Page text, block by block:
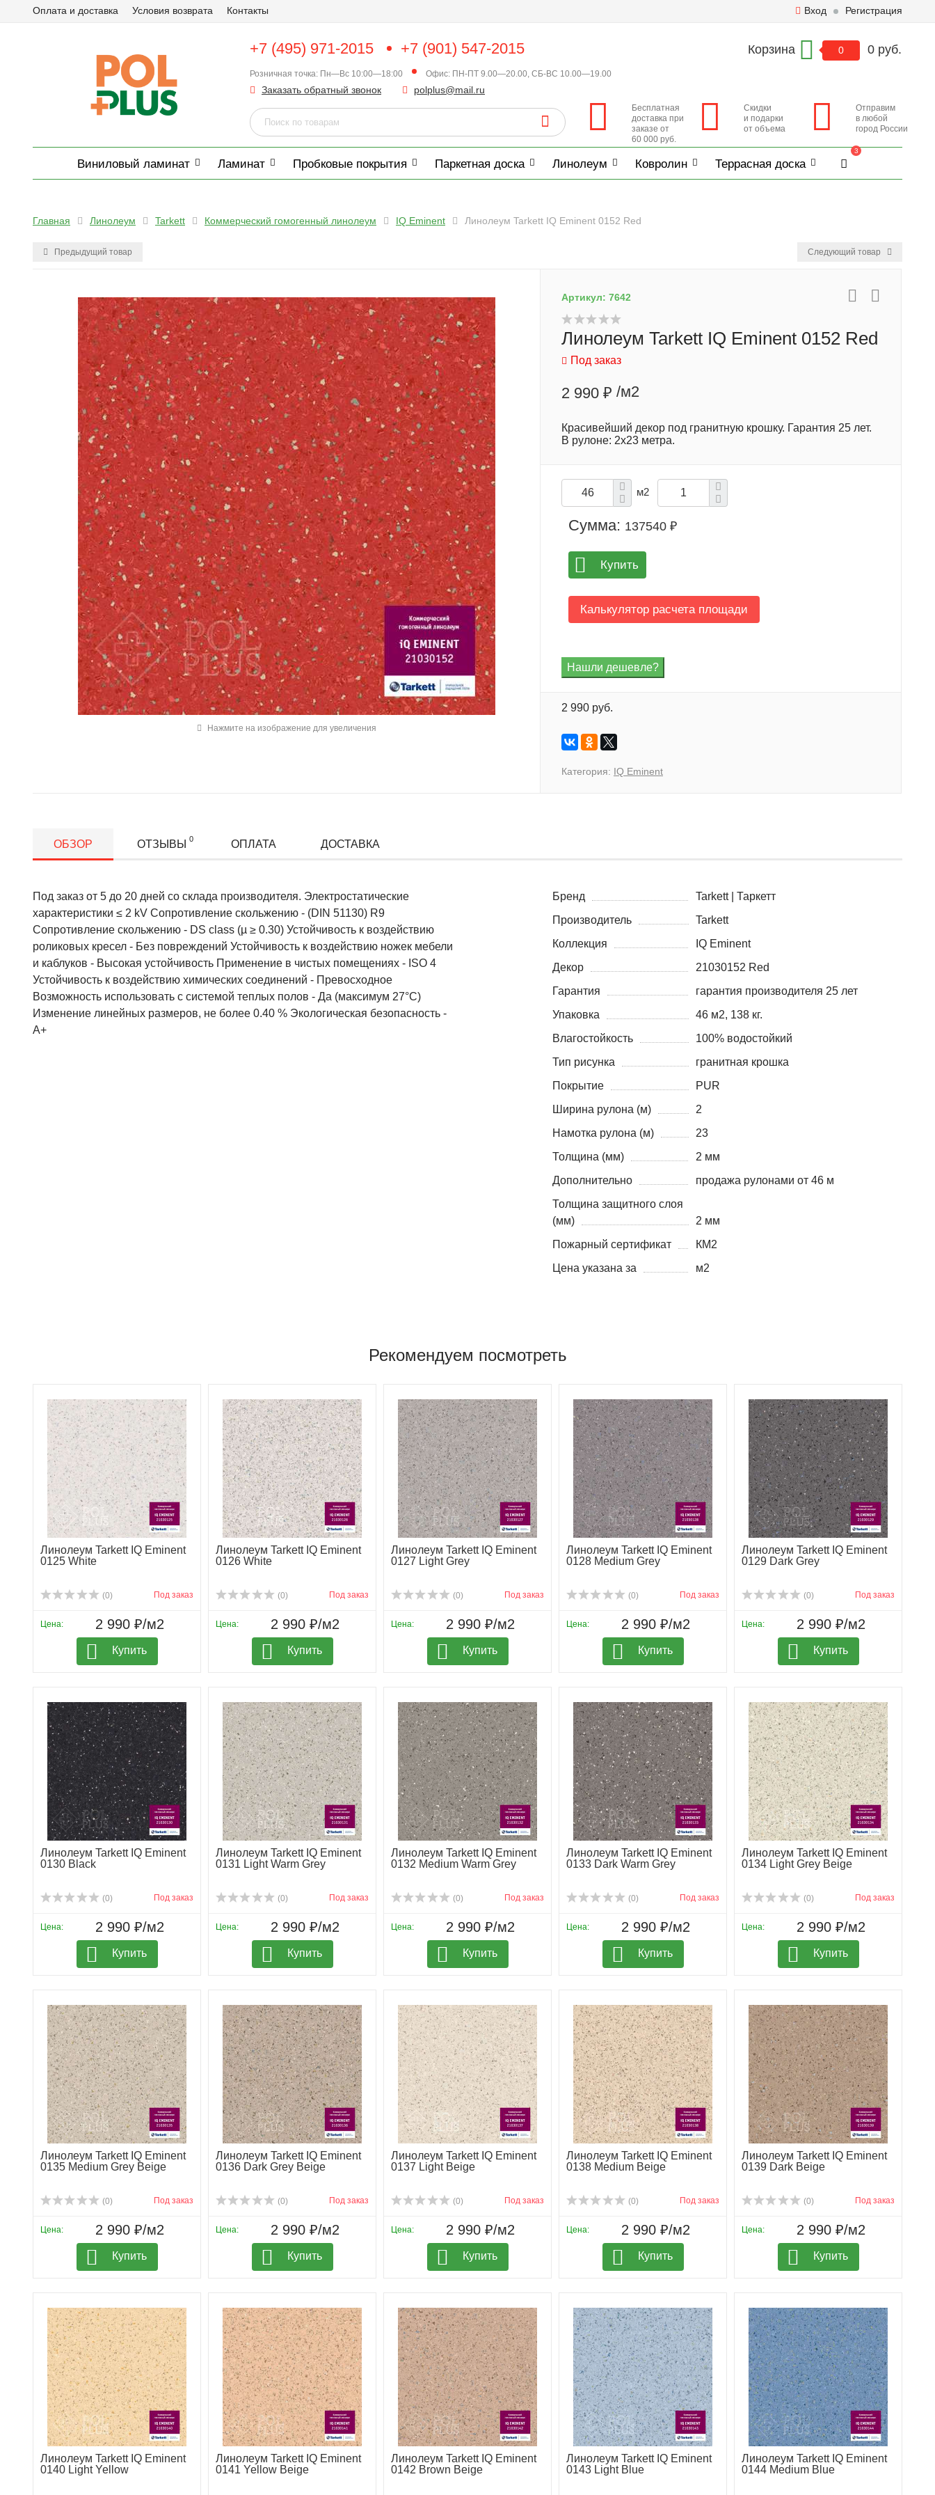
Оплата и доставка Условия возврата Контакты Вход Регистрация
+7 (495) 971-2015 +7 (901) 547-2015
Розничная точка: Пн—Вс 10:00—18:00 Офис: ПН-ПТ 9.00—20.00, СБ-ВС 10.00—19.00
Заказать обратный звонок polplus@mail.ru
Корзина 0 0 руб.
Бесплатная
доставка при
заказе от
60 000 руб.
Скидки
и подарки
от объема
Отправим
в любой
город России
Виниловый ламинат Ламинат Пробковые покрытия Паркетная доска Линолеум Ковролин Террасная доска
3
Главная Линолеум Tarkett Коммерческий гомогенный линолеум IQ Eminent Линолеум Tarkett IQ Eminent 0152 Red
Предыдущий товар Следующий товар
Нажмите на изображение для увеличения
Артикул: 7642
Линолеум Tarkett IQ Eminent 0152 Red
Под заказ
2 990 ₽ /м2
Красивейший декор под гранитную крошку. Гарантия 25 лет.
В рулоне: 2х23 метра.
м2
Сумма: 137540 ₽
Купить
Калькулятор расчета площади
2 990 руб.
Категория: IQ Eminent
ОБЗОР ОТЗЫВЫ 0 ОПЛАТА ДОСТАВКА
Под заказ от 5 до 20 дней со склада производителя. Электростатические
характеристики ≤ 2 kV Сопротивление скольжению - (DIN 51130) R9
Сопротивление скольжению - DS class (µ ≥ 0.30) Устойчивость к воздействию
роликовых кресел - Без повреждений Устойчивость к воздействию ножек мебели
и каблуков - Высокая устойчивость Применение в чистых помещениях - ISO 4
Устойчивость к воздействию химических соединений - Превосходное
Возможность использовать с системой теплых полов - Да (максимум 27°C)
Изменение линейных размеров, не более 0.40 % Экологическая безопасность -
А+
Бренд
Tarkett | Таркетт
Производитель
Tarkett
Коллекция
IQ Eminent
Декор
21030152 Red
Гарантия
гарантия производителя 25 лет
Упаковка
46 м2, 138 кг.
Влагостойкость
100% водостойкий
Тип рисунка
гранитная крошка
Покрытие
PUR
Ширина рулона (м)
2
Намотка рулона (м)
23
Толщина (мм)
2 мм
Дополнительно
продажа рулонами от 46 м
Толщина защитного слоя
(мм)
2 мм
Пожарный сертификат
КМ2
Цена указана за
м2
Рекомендуем посмотреть
Линолеум Tarkett IQ Eminent
0125 White
(0) Под заказ
Цена: 2 990 ₽/м2
Купить
Линолеум Tarkett IQ Eminent
0126 White
(0) Под заказ
Цена: 2 990 ₽/м2
Купить
Линолеум Tarkett IQ Eminent
0127 Light Grey
(0) Под заказ
Цена: 2 990 ₽/м2
Купить
Линолеум Tarkett IQ Eminent
0128 Medium Grey
(0) Под заказ
Цена: 2 990 ₽/м2
Купить
Линолеум Tarkett IQ Eminent
0129 Dark Grey
(0) Под заказ
Цена: 2 990 ₽/м2
Купить
Линолеум Tarkett IQ Eminent
0130 Black
(0) Под заказ
Цена: 2 990 ₽/м2
Купить
Линолеум Tarkett IQ Eminent
0131 Light Warm Grey
(0) Под заказ
Цена: 2 990 ₽/м2
Купить
Линолеум Tarkett IQ Eminent
0132 Medium Warm Grey
(0) Под заказ
Цена: 2 990 ₽/м2
Купить
Линолеум Tarkett IQ Eminent
0133 Dark Warm Grey
(0) Под заказ
Цена: 2 990 ₽/м2
Купить
Линолеум Tarkett IQ Eminent
0134 Light Grey Beige
(0) Под заказ
Цена: 2 990 ₽/м2
Купить
Линолеум Tarkett IQ Eminent
0135 Medium Grey Beige
(0) Под заказ
Цена: 2 990 ₽/м2
Купить
Линолеум Tarkett IQ Eminent
0136 Dark Grey Beige
(0) Под заказ
Цена: 2 990 ₽/м2
Купить
Линолеум Tarkett IQ Eminent
0137 Light Beige
(0) Под заказ
Цена: 2 990 ₽/м2
Купить
Линолеум Tarkett IQ Eminent
0138 Medium Beige
(0) Под заказ
Цена: 2 990 ₽/м2
Купить
Линолеум Tarkett IQ Eminent
0139 Dark Beige
(0) Под заказ
Цена: 2 990 ₽/м2
Купить
Линолеум Tarkett IQ Eminent
0140 Light Yellow
Линолеум Tarkett IQ Eminent
0141 Yellow Beige
Линолеум Tarkett IQ Eminent
0142 Brown Beige
Линолеум Tarkett IQ Eminent
0143 Light Blue
Линолеум Tarkett IQ Eminent
0144 Medium Blue